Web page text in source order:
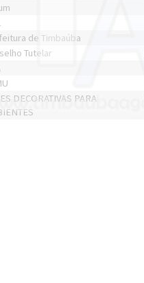
de Timbaúba
Tutelar
DECORATIVAS PARA